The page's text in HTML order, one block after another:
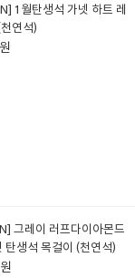
1월탄생석 가넷 하트 레
연석)
그레이 러프다이아몬드
탄생석 목걸이 (천연석)